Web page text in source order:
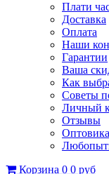
Плати
Доставка
Оплата
Наши
Гарантии
Ваша
Как
Советы
Личный
Отзывы
Корзина 0 0 руб